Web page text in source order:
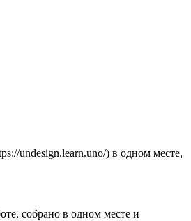
undesign.learn.uno/) в одном месте,
собрано в одном месте и